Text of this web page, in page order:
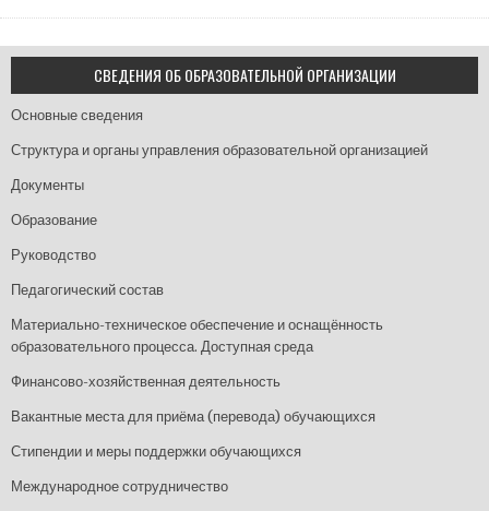
СВЕДЕНИЯ ОБ ОБРАЗОВАТЕЛЬНОЙ ОРГАНИЗАЦИИ
Основные сведения
Структура и органы управления образовательной организацией
Документы
Образование
Руководство
Педагогический состав
Материально-техническое обеспечение и оснащённость
образовательного процесса. Доступная среда
Финансово-хозяйственная деятельность
Вакантные места для приёма (перевода) обучающихся
Стипендии и меры поддержки обучающихся
Международное сотрудничество